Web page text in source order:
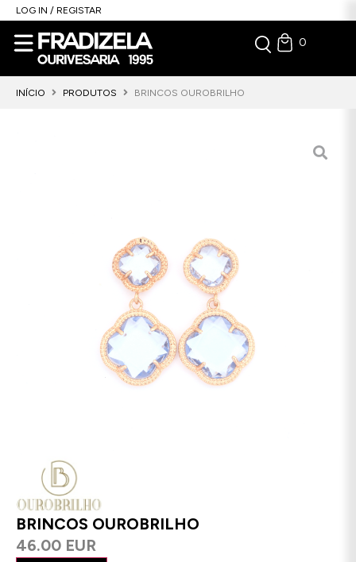
LOG IN / REGISTAR
0
INÍCIO PRODUTOS BRINCOS OUROBRILHO
BRINCOS OUROBRILHO
46.00 EUR